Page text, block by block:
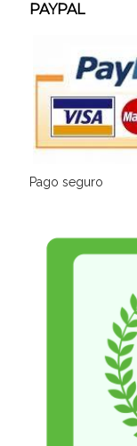
PAYPAL
Pago seguro